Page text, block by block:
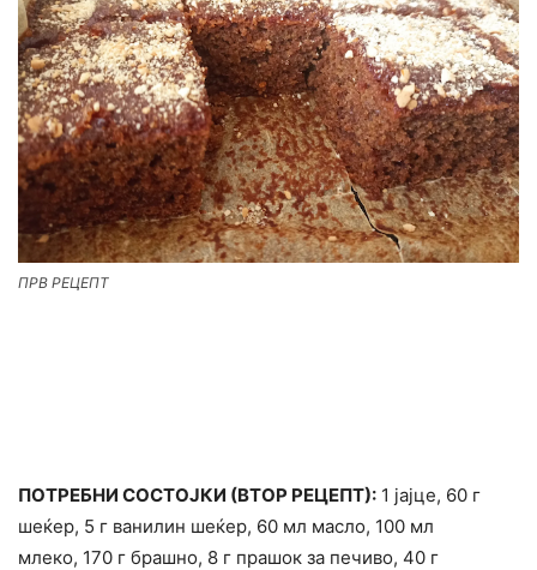
ПРВ РЕЦЕПТ
ПОТРЕБНИ СОСТОЈКИ (ВТОР РЕЦЕПТ): 1 јајце, 60 г
шеќер, 5 г ванилин шеќер, 60 мл масло, 100 мл
млеко, 170 г брашно, 8 г прашок за печиво, 40 г